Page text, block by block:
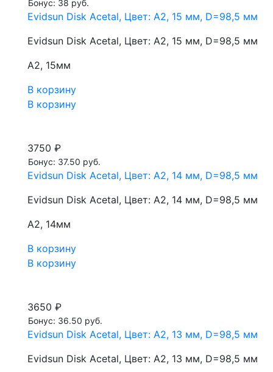
Бонус: 38 руб.
Evidsun Disk Acetal, Цвет: A2, 15 мм, D=98,5 мм
Evidsun Disk Acetal, Цвет: A2, 15 мм, D=98,5 мм
A2, 15мм
В корзину
В корзину
3750 ₽
Бонус: 37.50 руб.
Evidsun Disk Acetal, Цвет: A2, 14 мм, D=98,5 мм
Evidsun Disk Acetal, Цвет: A2, 14 мм, D=98,5 мм
A2, 14мм
В корзину
В корзину
3650 ₽
Бонус: 36.50 руб.
Evidsun Disk Acetal, Цвет: A2, 13 мм, D=98,5 мм
Evidsun Disk Acetal, Цвет: A2, 13 мм, D=98,5 мм